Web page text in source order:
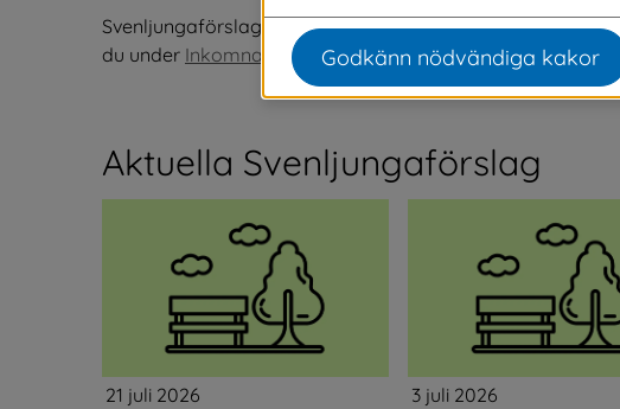
Svenljungaförslag som vi inte kan påverka, men som
du under Inkomna och besvarade synpunkter. Länk till
Aktuella Svenljungaförslag
21 juli 2026 3 juli 2026
Godkänn nödvändiga kakor